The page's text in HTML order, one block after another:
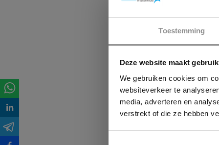
Toestemming
Deze website maakt
We gebruiken cookies om
websiteverkeer te
media, adverteren en
verstrekt of die ze hebben
dan ook
stellen van
De
bij mensen
van